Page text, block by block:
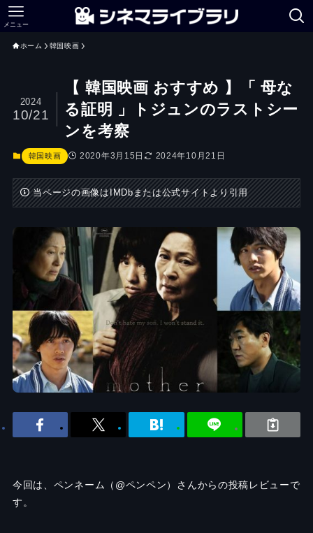
メニュー
ホーム 韓国映画
【 韓国映画 おすすめ 】「 母な
る証明 」トジュンのラストシー
ンを考察
2024
10/21
韓国映画 2020年3月15日 2024年10月21日
当ページの画像はIMDbまたは公式サイトより引用
今回は、ペンネーム（@ペンペン）さんからの投稿レビューで
す。